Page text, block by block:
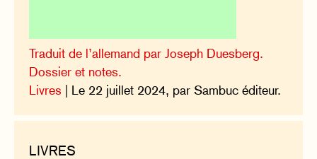
Traduit de l’allemand par Joseph Duesberg.
Dossier et notes.
Livres | Le 22 juillet 2024, par Sambuc éditeur.
LIVRES